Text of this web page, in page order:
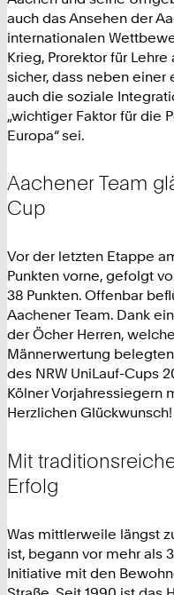
auch das Ansehen der
internationalen
Krieg, Prorektor für Lehre
sicher, dass neben einer
auch die soziale
„wichtiger Faktor für die
Europa“ sei.
Aachener Team
Cup
Vor der letzten Etappe
Punkten vorne, gefolgt
38 Punkten. Offenbar
Aachener Team. Dank
der Öcher Herren,
Männerwertung
des NRW UniLauf-Cups
Kölner Vorjahressiegern
Herzlichen Glückwunsch!
Mit
Erfolg
Was mittlerweile längst
ist, begann vor mehr als
Initiative mit den